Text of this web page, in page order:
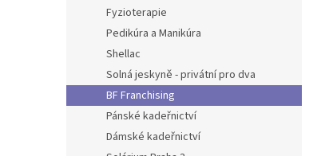
Fyzioterapie
Pedikúra a Manikúra
Shellac
Solná jeskyně - privátní pro dva
BF Franchising
Pánské kadeřnictví
Dámské kadeřnictví